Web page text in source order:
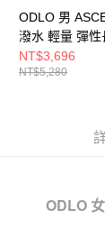
ODLO 男
潑水 輕量 彈性
山褲 餘燼灰
NT$3,696
NT$5,280
ODLO